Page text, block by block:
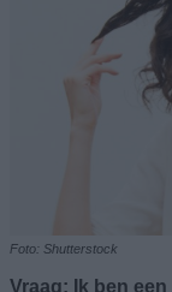
Foto: Shutterstock
Vraag: Ik ben